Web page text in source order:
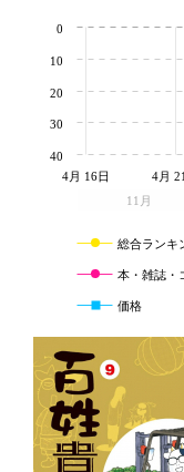
11月
4月 16日 4月
0
10
20
30
40
総合ランキ
本・雑誌・
価格